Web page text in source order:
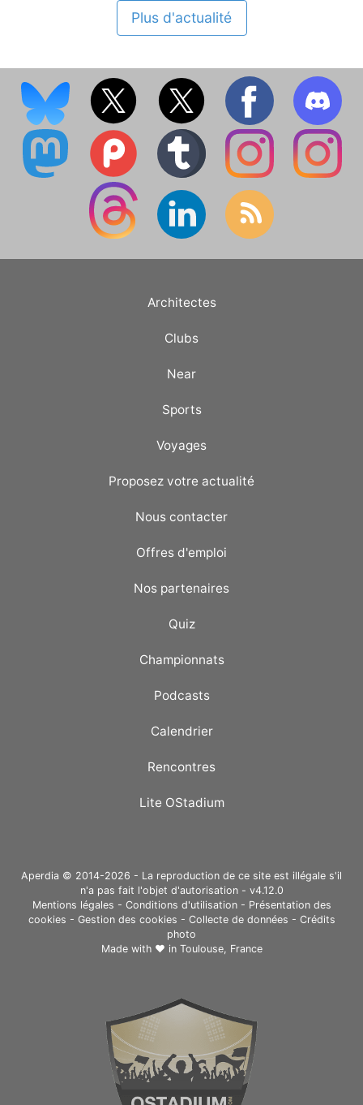
Plus d'actualité
Architectes
Clubs
Near
Sports
Voyages
Proposez votre actualité
Nous contacter
Offres d'emploi
Nos partenaires
Quiz
Championnats
Podcasts
Calendrier
Rencontres
Lite OStadium
Aperdia © 2014-2026 - La reproduction de ce site est illégale s'il
n'a pas fait l'objet d'autorisation - v4.12.0
Mentions légales - Conditions d'utilisation- Présentation des
cookies - Gestion des cookies - Collecte de données - Crédits
photo
Made with ❤ in Toulouse, France